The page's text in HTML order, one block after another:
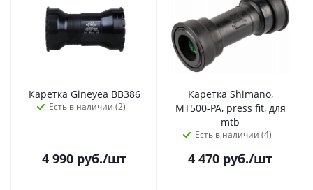
Каретка Gineyea BB386
Есть в наличии (2)
4 990 руб./шт
Каретка Shimano,
MT500-PA, press fit, для
mtb
Есть в наличии (4)
4 470 руб./шт